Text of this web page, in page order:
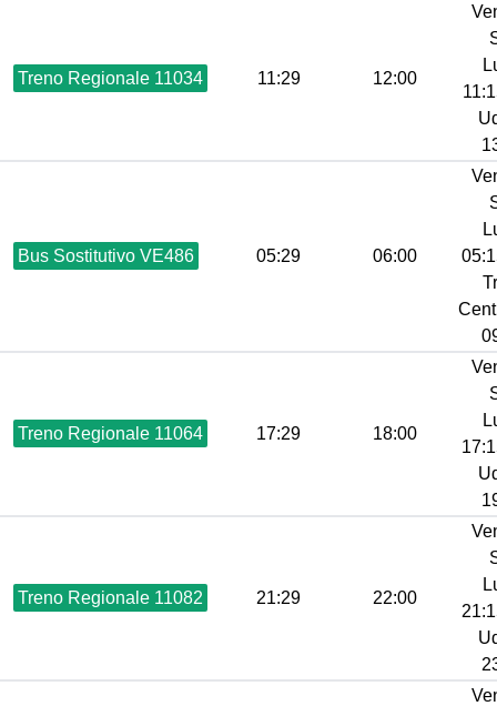
Treno Regionale 11034 11:29 12:00
Bus Sostitutivo VE486 05:29 06:00
Treno Regionale 11064 17:29 18:00
Treno Regionale 11082 21:29 22:00